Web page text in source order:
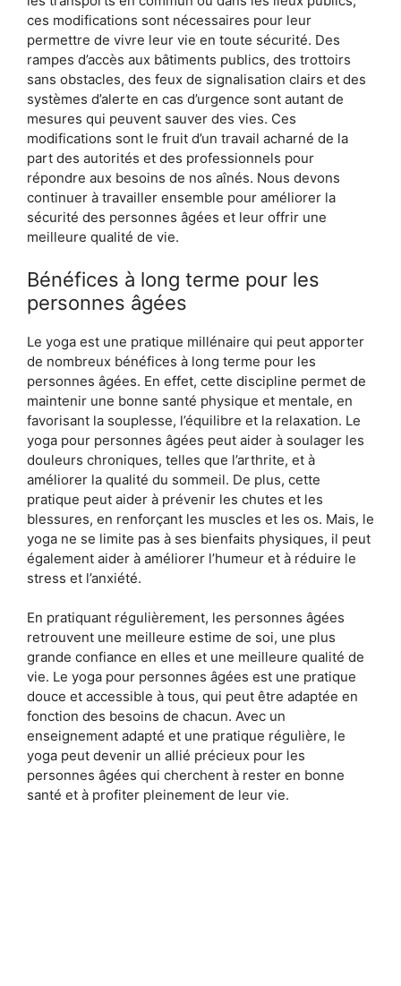
ces modifications sont nécessaires pour leur
permettre de vivre leur vie en toute sécurité. Des
rampes d’accès aux bâtiments publics, des trottoirs
sans obstacles, des feux de signalisation clairs et des
systèmes d’alerte en cas d’urgence sont autant de
mesures qui peuvent sauver des vies. Ces
modifications sont le fruit d’un travail acharné de la
part des autorités et des professionnels pour
répondre aux besoins de nos aînés. Nous devons
continuer à travailler ensemble pour améliorer la
sécurité des personnes âgées et leur offrir une
meilleure qualité de vie.
Bénéfices à long terme pour les
personnes âgées
Le yoga est une pratique millénaire qui peut apporter
de nombreux bénéfices à long terme pour les
personnes âgées. En effet, cette discipline permet de
maintenir une bonne santé physique et mentale, en
favorisant la souplesse, l’équilibre et la relaxation. Le
yoga pour personnes âgées peut aider à soulager les
douleurs chroniques, telles que l’arthrite, et à
améliorer la qualité du sommeil. De plus, cette
pratique peut aider à prévenir les chutes et les
blessures, en renforçant les muscles et les os. Mais, le
yoga ne se limite pas à ses bienfaits physiques, il peut
également aider à améliorer l’humeur et à réduire le
stress et l’anxiété.
En pratiquant régulièrement, les personnes âgées
retrouvent une meilleure estime de soi, une plus
grande confiance en elles et une meilleure qualité de
vie. Le yoga pour personnes âgées est une pratique
douce et accessible à tous, qui peut être adaptée en
fonction des besoins de chacun. Avec un
enseignement adapté et une pratique régulière, le
yoga peut devenir un allié précieux pour les
personnes âgées qui cherchent à rester en bonne
santé et à profiter pleinement de leur vie.